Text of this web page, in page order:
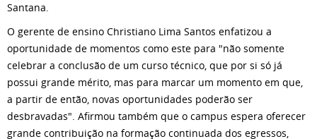
Santana.
O gerente de ensino Christiano Lima Santos enfatizou a
oportunidade de momentos como este para "não somente
celebrar a conclusão de um curso técnico, que por si só já
possui grande mérito, mas para marcar um momento em que,
a partir de então, novas oportunidades poderão ser
desbravadas". Afirmou também que o campus espera oferecer
grande contribuição na formação continuada dos egressos,